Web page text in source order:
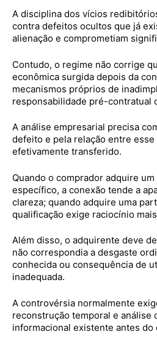
A disciplina dos vícios
contra defeitos ocultos que já
alienação e comprometiam
Contudo, o regime não corrige
econômica surgida depois da
mecanismos próprios de
responsabilidade pré-contratual
A análise empresarial precisa
defeito e pela relação entre
efetivamente transferido.
Quando o comprador adquire
específico, a conexão tende a
clareza; quando adquire uma
qualificação exige raciocínio
Além disso, o adquirente deve
não correspondia a desgaste
conhecida ou consequência de
inadequada.
A controvérsia normalmente
reconstrução temporal e análise
informacional existente antes do